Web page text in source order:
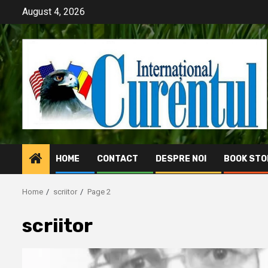
content
August 4, 2026
HOME CONTACT DESPRE NOI BOOK
Home scriitor Page 2
scriitor